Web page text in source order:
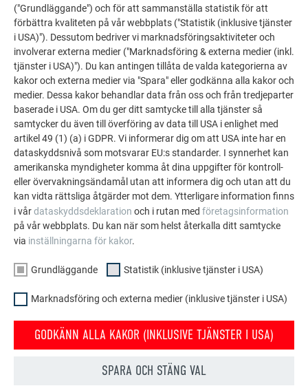
Kostnadsfri broschyr
Tak, fasad, solenergi, takavvattning och översvämningsskydd
– med PREFA-produkter av aluminium ser ditt hus inte bara
bra ut utan är också väl skyddat! Ladda ner eller beställ
kostnadsfritt broschyren med PREFA:s hela sortiment.
BESTÄLL GRATIS
("Grundläggande") och för att sammanställa statistik för att
förbättra kvaliteten på vår webbplats ("Statistik (inklusive tjänster
i USA)"). Dessutom bedriver vi marknadsföringsaktiviteter och
involverar externa medier ("Marknadsföring & externa medier (inkl.
tjänster i USA)"). Du kan antingen tillåta de valda kategorierna av
kakor och externa medier via "Spara" eller godkänna alla kakor och
medier. Dessa kakor behandlar data från oss och från tredjeparter
baserade i USA. Om du ger ditt samtycke till alla tjänster så
samtycker du även till överföring av data till USA i enlighet med
artikel 49 (1) (a) i GDPR. Vi informerar dig om att USA inte har en
dataskyddsnivå som motsvarar EU:s standarder. I synnerhet kan
amerikanska myndigheter komma åt dina uppgifter för kontroll-
eller övervakningsändamål utan att informera dig och utan att du
kan vidta rättsliga åtgärder mot dem. Ytterligare information finns
i vårdataskyddsdeklaration och i rutan med företagsinformation
på vår webbplats. Du kan när som helst återkalla ditt samtycke
via inställningarna för kakor.
Grundläggande Statistik (inklusive tjänster i USA)
Marknadsföring och externa medier (inklusive tjänster i USA)
GODKÄNN ALLA KAKOR (INKLUSIVE TJÄNSTER I USA)
SPARA OCH STÄNG VAL